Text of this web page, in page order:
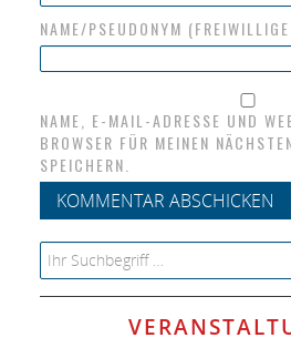
NAME/PSEUDONYM
NAME, E-MAIL-ADRESSE UND
BROWSER FÜR MEINEN
SPEICHERN.
Search for: